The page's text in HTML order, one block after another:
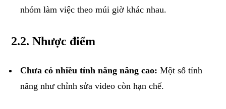
nhóm làm việc theo múi giờ khác nhau.
2.2.Nhược điểm
Chưa có nhiều tính năng nâng cao: Một số tính
năng như chỉnh sửa video còn hạn chế.